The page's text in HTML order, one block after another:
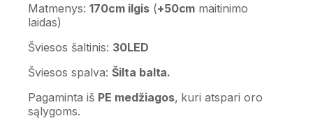
Matmenys: 170cm ilgis(+50cm maitinimo
laidas)
Šviesos šaltinis: 30LED
Šviesos spalva: Šilta balta.
Pagaminta iš PE medžiagos, kuri atspari oro
sąlygoms.